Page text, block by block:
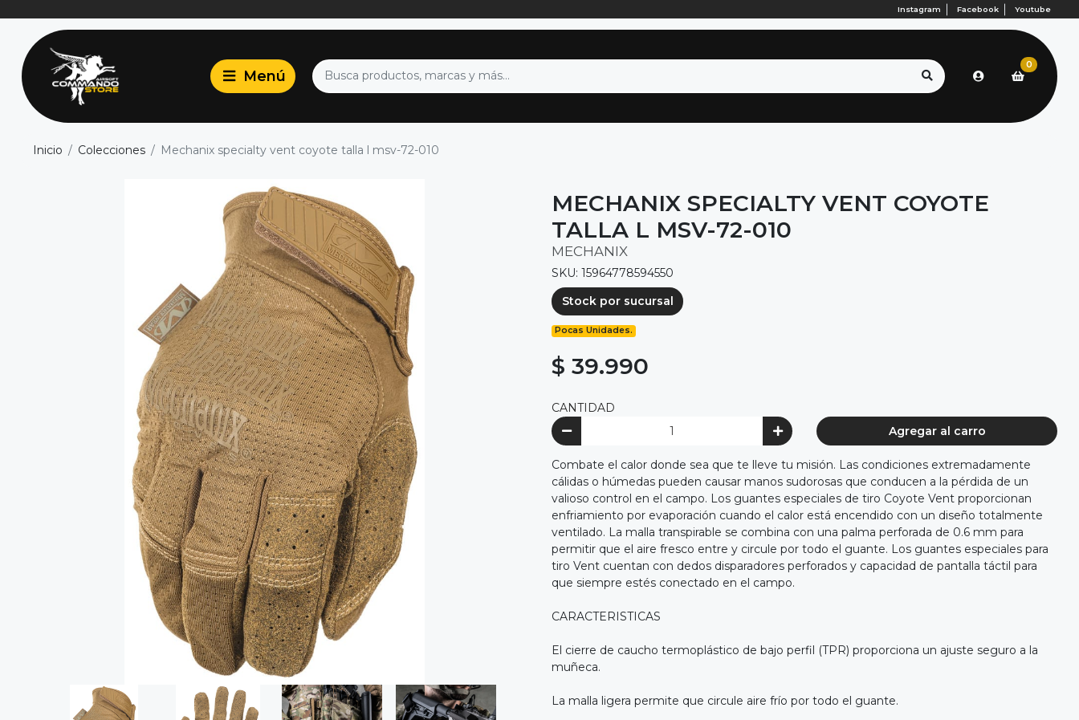
Instagram Facebook Youtube
0
Inicio Colecciones Mechanix specialty vent coyote talla l msv-72-010
MECHANIX SPECIALTY VENT COYOTE
TALLA L MSV-72-010
MECHANIX
SKU: 15964778594550
Stock por sucursal
Pocas Unidades.
$ 39.990
CANTIDAD
Agregar al carro
Combate el calor donde sea que te lleve tu misión. Las condiciones extremadamente
cálidas o húmedas pueden causar manos sudorosas que conducen a la pérdida de un
valioso control en el campo. Los guantes especiales de tiro Coyote Vent proporcionan
enfriamiento por evaporación cuando el calor está encendido con un diseño totalmente
ventilado. La malla transpirable se combina con una palma perforada de 0.6 mm para
permitir que el aire fresco entre y circule por todo el guante. Los guantes especiales para
tiro Vent cuentan con dedos disparadores perforados y capacidad de pantalla táctil para
que siempre estés conectado en el campo.
CARACTERISTICAS
El cierre de caucho termoplástico de bajo perfil (TPR) proporciona un ajuste seguro a la
muñeca.
La malla ligera permite que circule aire frío por todo el guante.